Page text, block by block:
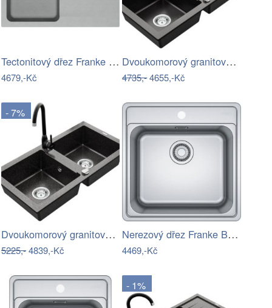
Tectonitový dřez Franke OID 611-78 Šedá
4679,-Kč
Dvoukomorový granitový dřez MEXEN MARIO…
4735,-4655,-Kč
- 7%
Dvoukomorový granitový dřez MEXEN MARIO…
5225,-4839,-Kč
Nerezový dřez Franke BCX 610-51 broušený
4469,-Kč
- 1%